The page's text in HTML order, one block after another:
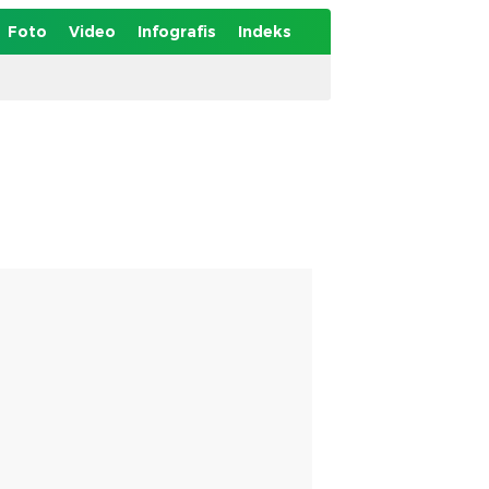
Foto Video Infografis Indeks